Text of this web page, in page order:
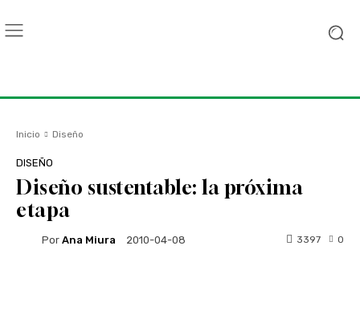
Inicio Diseño
DISEÑO
Diseño sustentable: la próxima
etapa
Por Ana Miura 2010-04-08 0
3397